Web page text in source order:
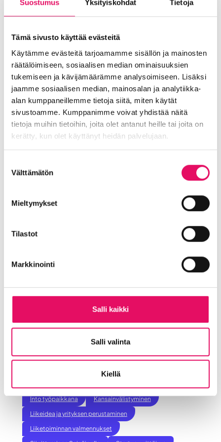
Suostumus Yksityiskohdat Tietoja
Tämä sivusto käyttää evästeitä
Käytämme evästeitä tarjoamamme sisällön ja mainosten
räätälöimiseen, sosiaalisen median ominaisuuksien
tukemiseen ja kävijämäärämme analysoimiseen. Lisäksi
jaamme sosiaalisen median, mainosalan ja analytiikka-
alan kumppaneillemme tietoja siitä, miten käytät
sivustoamme. Kumppanimme voivat yhdistää näitä
tietoja muihin tietoihin, joita olet antanut heille tai joita on
kerätty, kun olet käyttänyt heidän palvelujaan.
valinta
Välttämätön
Mieltymykset
Tilastot
Markkinointi
Salli kaikki
Salli valinta
Kiellä
valmistautua?
ennakoimalla yrityksen tulevia kehittämis- ja
rahoitusta hyvissä ajoin esimerkiksi
budjetoinnin ja toimintasuunnittelun
yhteydessä. Lisäksi yrityksen yleisen
rahoituskelpoisuuden jatkuva ylläpito
(tilinpäätös plussalla, viranomaisvelvoitteet
hoidettu jne.) mahdollista ketterän reagoimisen
avoimiin rahoitushakuihin.
Miten ottaa julkisen rahoituksen ensiaskeleet?
Yrityksen kannattaa lähestyä rahoittajia
rohkeasti jo idea-asteellakin olevien projektien
sparraus. Vinkkejä rahoitustunnustelun
pelkkä rahoitustunnusteluun valmistautuminen
kirkastaa yrityksen tavoitteita ja auttaa
silmällä pitäen.
rahoitustunnusteluihin saa myös meiltä Intosta!
Ollaan yhteyksissä!
somessa
Siirry Uutiset-sivulle
Uutiskategoriat
Into työpaikkana
Kansainvälistyminen
Liikeidea ja yrityksen perustaminen
Liiketoiminnan valmennukset